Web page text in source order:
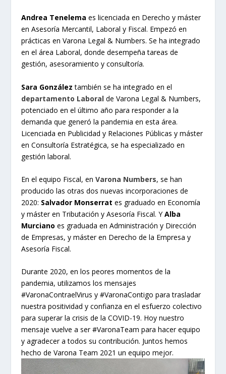
Andrea Tenelemaes licenciada en Derecho y máster
en Asesoría Mercantil, Laboral y Fiscal. Empezó en
prácticas en Varona Legal & Numbers. Se ha integrado
en el área Laboral, donde desempeña tareas de
gestión, asesoramiento y consultoría.
Sara González también se ha integrado en el
departamento Laboral de Varona Legal & Numbers,
potenciado en el último año para responder a la
demanda que generó la pandemia en esta área.
Licenciada en Publicidad y Relaciones Públicas y máster
en Consultoría Estratégica, se ha especializado en
gestión laboral.
En el equipo Fiscal, en Varona Numbers, se han
producido las otras dos nuevas incorporaciones de
2020: Salvador Monserrates graduado en Economía
y máster en Tributación y Asesoría Fiscal. YAlba
Murciano es graduada en Administración y Dirección
de Empresas, y máster en Derecho de la Empresa y
Asesoría Fiscal.
Durante 2020, en los peores momentos de la
pandemia, utilizamos los mensajes
#VaronaContraelVirus y #VaronaContigo para trasladar
nuestra positividad y confianza en el esfuerzo colectivo
para superar la crisis de la COVID-19. Hoy nuestro
mensaje vuelve a ser #VaronaTeam para hacer equipo
y agradecer a todos su contribución. Juntos hemos
hecho de Varona Team 2021 un equipo mejor.